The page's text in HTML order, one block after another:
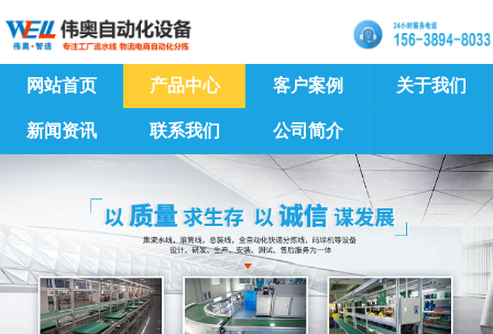
网站首页 产品中心 客户案例 关于我们
新闻资讯 联系我们 公司简介